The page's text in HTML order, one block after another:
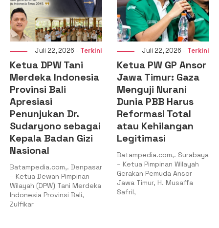
Juli 22, 2026 - Terkini
Ketua DPW Tani
Merdeka Indonesia
Provinsi Bali
Apresiasi
Penunjukan Dr.
Sudaryono sebagai
Kepala Badan Gizi
Nasional
Batampedia.com,. Denpasar
– Ketua Dewan Pimpinan
Wilayah (DPW) Tani Merdeka
Indonesia Provinsi Bali,
Zulfikar
Juli 22, 2026 - Terkini
Ketua PW GP Ansor
Jawa Timur: Gaza
Menguji Nurani
Dunia PBB Harus
Reformasi Total
atau Kehilangan
Legitimasi
Batampedia.com,. Surabaya
– Ketua Pimpinan Wilayah
Gerakan Pemuda Ansor
Jawa Timur, H. Musaffa
Safril,